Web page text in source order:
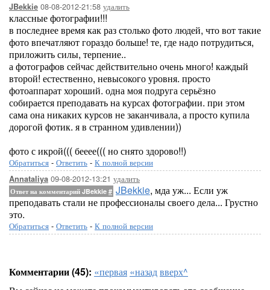
JBekkie 08-08-2012-21:58 удалить
классные фотографии!!!
в последнее время как раз столько фото людей, что вот такие
фото впечатляют гораздо больше! те, где надо потрудиться,
приложить силы, терпение..
а фотографов сейчас действительно очень много! каждый
второй! естественно, невысокого уровня. просто
фотоаппарат хороший. одна моя подруга серьёзно
собирается преподавать на курсах фотографии. при этом
сама она никаких курсов не заканчивала, а просто купила
дорогой фотик. я в странном удивлении))
фото с икрой((( бееее((( но снято здорово!!)
Обратиться - Ответить - К полной версии
Annataliya 09-08-2012-13:21 удалить
Ответ на комментарий JBekkie # JBekkie, мда уж... Если уж
преподавать стали не профессионалы своего дела... Грустно
это.
Обратиться - Ответить - К полной версии
Комментарии (45): «первая «назадвверх^